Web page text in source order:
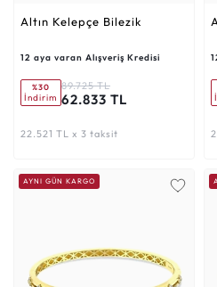
Altın Kelepçe Bilezik
12 aya varan Alışveriş Kredisi
%30
İndirim
89.725 TL
62.833 TL
22.521 TL x 3 taksit
AYNI GÜN KARGO